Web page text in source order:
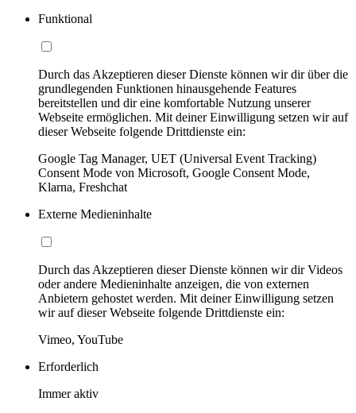
Funktional
Durch das Akzeptieren dieser Dienste können wir dir über die
grundlegenden Funktionen hinausgehende Features
bereitstellen und dir eine komfortable Nutzung unserer
Webseite ermöglichen. Mit deiner Einwilligung setzen wir auf
dieser Webseite folgende Drittdienste ein:
Google Tag Manager, UET (Universal Event Tracking)
Consent Mode von Microsoft, Google Consent Mode,
Klarna, Freshchat
Externe Medieninhalte
Durch das Akzeptieren dieser Dienste können wir dir Videos
oder andere Medieninhalte anzeigen, die von externen
Anbietern gehostet werden. Mit deiner Einwilligung setzen
wir auf dieser Webseite folgende Drittdienste ein:
Vimeo, YouTube
Erforderlich
Immer aktiv